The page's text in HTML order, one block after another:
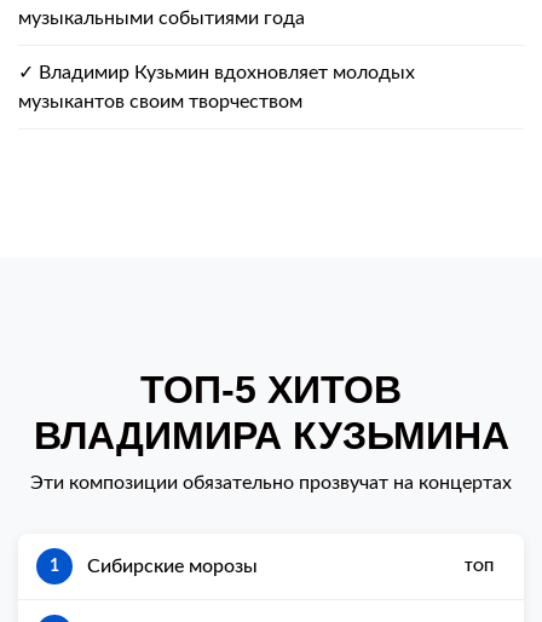
музыкальными событиями года
✓ Владимир Кузьмин вдохновляет молодых
музыкантов своим творчеством
ТОП-5 ХИТОВ
ВЛАДИМИРА КУЗЬМИНА
Эти композиции обязательно прозвучат на концертах
1 Сибирские морозы ТОП